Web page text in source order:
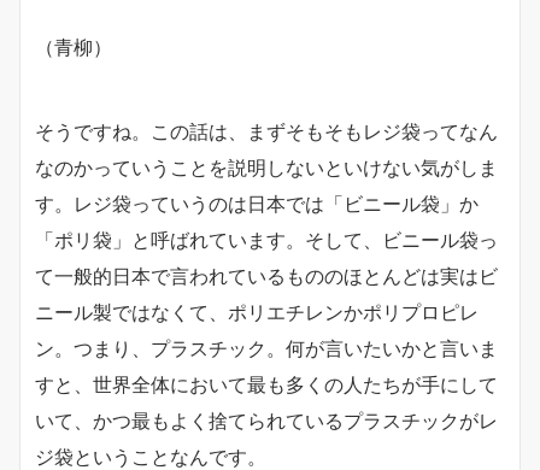
（青柳）
そうですね。この話は、まずそもそもレジ袋ってなん
なのかっていうことを説明しないといけない気がしま
す。レジ袋っていうのは日本では「ビニール袋」か
「ポリ袋」と呼ばれています。そして、ビニール袋っ
て一般的日本で言われているもののほとんどは実はビ
ニール製ではなくて、ポリエチレンかポリプロピレ
ン。つまり、プラスチック。何が言いたいかと言いま
すと、世界全体において最も多くの人たちが手にして
いて、かつ最もよく捨てられているプラスチックがレ
ジ袋ということなんです。